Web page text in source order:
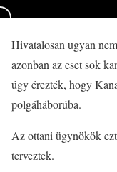
Hivatalosan ugyan
azonban az eset sok
úgy érezték, hogy
polgáháborúba.
Az ottani ügynökök
terveztek.